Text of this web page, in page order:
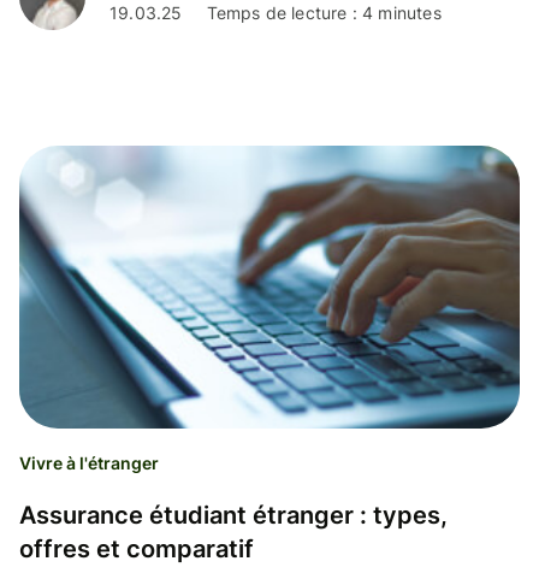
19.03.25 Temps de lecture : 4 minutes
Vivre à l'étranger
Assurance étudiant étranger : types,
offres et comparatif